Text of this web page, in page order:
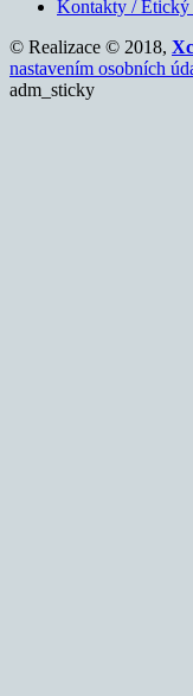
Kontakty / Etický
© Realizace © 2018,
nastavením osobních
adm_sticky